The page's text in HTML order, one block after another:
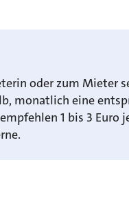
oder zum Mieter
monatlich eine
1 bis 3 Euro